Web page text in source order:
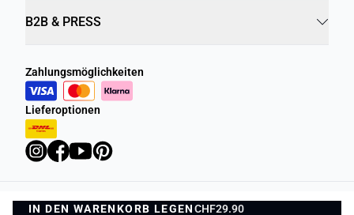
IN DEN WARENKORB LEGENCHF29.90
B2B & PRESS
Zahlungsmöglichkeiten
Lieferoptionen
Datenschutzrichtlinie Geschäftsbedingungen